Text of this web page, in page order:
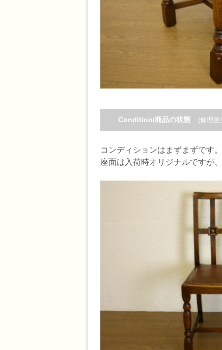
Condition/商品の状態 (修理担
コンディションはまずまずです。
座面は入荷時オリジナルですが、